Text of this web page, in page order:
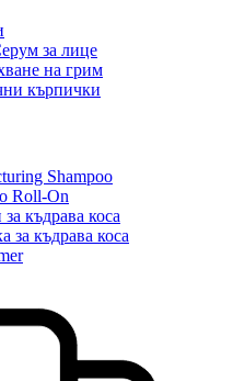
за лице
на грим
кърпички
Shampoo
Roll-On
къдрава коса
за къдрава коса